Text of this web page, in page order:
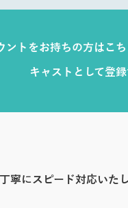
ントをお持ちの方はこ
キャストとして登
にスピード対応いたし